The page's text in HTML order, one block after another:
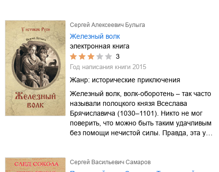
Сергей Алексеевич Булыга
Железный волк
электронная книга
3
Год написания книги 2015
Жанр: исторические приключения
Железный волк, волк-оборотень – так часто
называли полоцкого князя Всеслава
Брячиславича (1030–1101). Никто не мог
поверить, что можно быть таким удачливым
без помощи нечистой силы. Правда, эта у…
Сергей Васильевич Самаров